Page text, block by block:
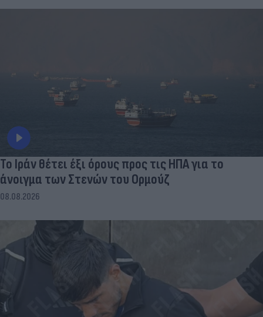
Το Ιράν θέτει έξι όρους προς τις ΗΠΑ για το
άνοιγμα των Στενών του Ορμούζ
08.08.2026